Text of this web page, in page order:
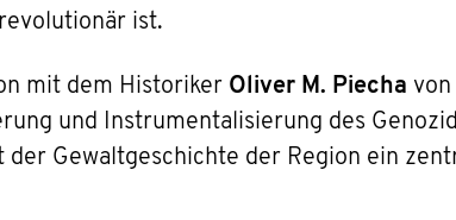
ist.
mit dem Historiker Oliver M. Piecha von
und Instrumentalisierung des
der Gewaltgeschichte der Region ein